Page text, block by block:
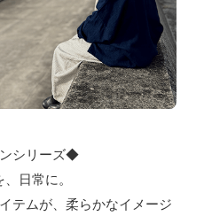
シリーズ◆
日常に。
テムが、柔らかなイメージ